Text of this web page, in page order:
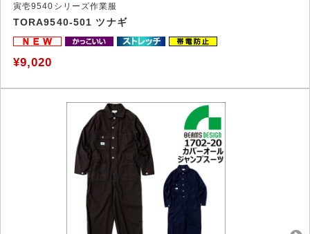
寅壱9540シリーズ作業服
TORA9540-501 ツナギ
¥9,020